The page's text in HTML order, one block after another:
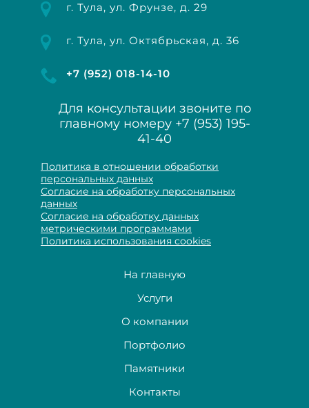
г. Тула, ул. Фрунзе, д. 29
г. Тула, ул. Октябрьская, д. 36
+7 (952) 018-14-10
Для консультации звоните по
главному номеру +7 (953) 195-
41-40
Политика в отношении обработки
персональных данных
Согласие на обработку персональных
данных
Согласие на обработку данных
метрическими программами
Политика использования cookies
На главную
Услуги
О компании
Портфолио
Памятники
Контакты